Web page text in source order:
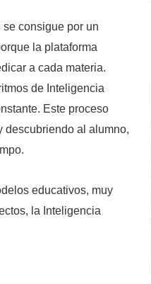
consigue por un
la plataforma
a cada materia.
de Inteligencia
Este proceso
descubriendo al alumno,
educativos, muy
la Inteligencia